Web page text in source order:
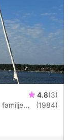
4.8(3)
(1984)